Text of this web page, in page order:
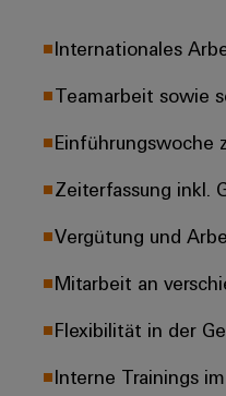
Internationales
Teamarbeit sowie
Einführungswoche
Zeiterfassung inkl.
Vergütung und
Mitarbeit an
Flexibilität in der
Interne Trainings